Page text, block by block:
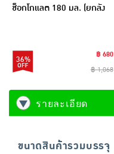
ช็อกโกแลต 180 มล. (ยกลัง
36%
฿ 680
฿ 1,068
รายละเอียด
ขนาดสินค้ารวมบรรจุ